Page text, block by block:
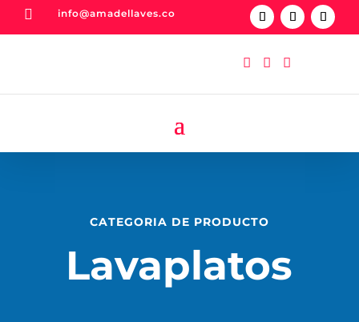
 info@amadellaves.co
  
CATEGORIA DE PRODUCTO
Lavaplatos